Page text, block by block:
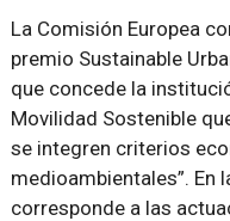
La Comisión Europea
premio Sustainable
que concede la
Movilidad Sostenible
se integren criterios
medioambientales . En
corresponde a las